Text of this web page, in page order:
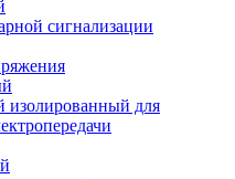
сигнализации
изолированный для